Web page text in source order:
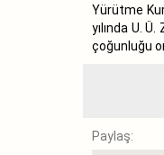
Yürütme
yılında U.
çoğunluğu
Paylaş: